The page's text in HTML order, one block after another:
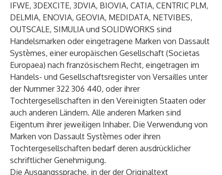
IFWE, 3DEXCITE, 3DVIA, BIOVIA, CATIA, CENTRIC PLM,
DELMIA, ENOVIA, GEOVIA, MEDIDATA, NETVIBES,
OUTSCALE, SIMULIA und SOLIDWORKS sind
Handelsmarken oder eingetragene Marken von Dassault
Systèmes, einer europäischen Gesellschaft (Societas
Europaea) nach französischem Recht, eingetragen im
Handels- und Gesellschaftsregister von Versailles unter
der Nummer 322 306 440, oder ihrer
Tochtergesellschaften in den Vereinigten Staaten oder
auch anderen Ländern. Alle anderen Marken sind
Eigentum ihrer jeweiligen Inhaber. Die Verwendung von
Marken von Dassault Systèmes oder ihren
Tochtergesellschaften bedarf deren ausdrücklicher
schriftlicher Genehmigung.
Die Ausgangssprache, in der der Originaltext